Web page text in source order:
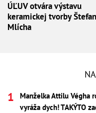
ÚĽUV otvára výstavu
keramickej tvorby
Mlícha
Manželka Attilu Végha
vyráža dych! TAKÝTO